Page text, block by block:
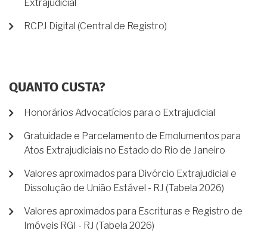
Extrajudicial
RCPJ Digital (Central de Registro)
QUANTO CUSTA?
Honorários Advocatícios para o Extrajudicial
Gratuidade e Parcelamento de Emolumentos para
Atos Extrajudiciais no Estado do Rio de Janeiro
Valores aproximados para Divórcio Extrajudicial e
Dissolução de União Estável - RJ (Tabela 2026)
Valores aproximados para Escrituras e Registro de
Imóveis RGI - RJ (Tabela 2026)